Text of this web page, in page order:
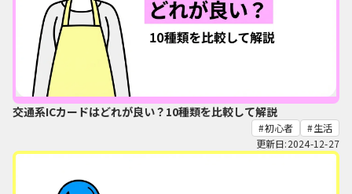
交通系ICカードはどれが良い？10種類を比較して解説
初心者
生活
更新日:2024-12-27